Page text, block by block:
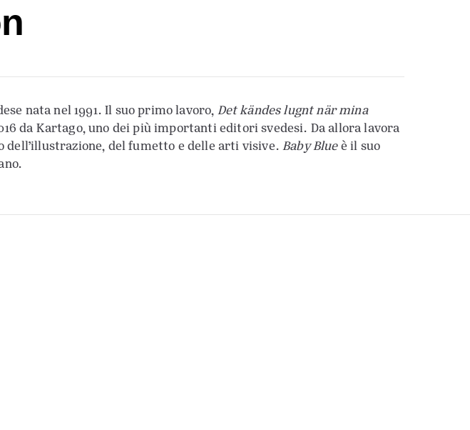
nata nel 1991. Il suo primo lavoro, Det kändes lugnt när mina
da Kartago, uno dei più importanti editori svedesi. Da allora lavora
dell’illustrazione, del fumetto e delle arti visive.Baby Blueè il suo